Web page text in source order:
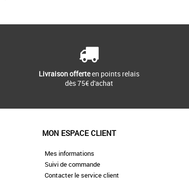
Livraison offerteen points relais
dès 75€ d'achat
MON ESPACE CLIENT
Mes informations
Suivi de commande
Contacter le service client